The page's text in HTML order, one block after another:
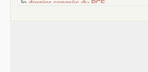
le dernier congrès du PCF